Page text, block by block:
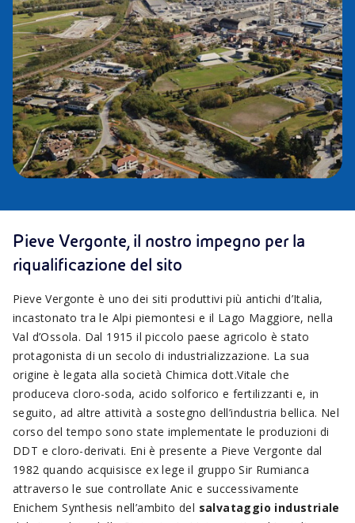
Pieve Vergonte, il nostro impegno per la
riqualificazione del sito
Pieve Vergonte è uno dei siti produttivi più antichi d’Italia,
incastonato tra le Alpi piemontesi e il Lago Maggiore, nella
Val d’Ossola. Dal 1915 il piccolo paese agricolo è stato
protagonista di un secolo di industrializzazione. La sua
origine è legata alla società Chimica dott.Vitale che
produceva cloro-soda, acido solforico e fertilizzanti e, in
seguito, ad altre attività a sostegno dell’industria bellica. Nel
corso del tempo sono state implementate le produzioni di
DDT e cloro-derivati. Eni è presente a Pieve Vergonte dal
1982 quando acquisisce ex lege il gruppo Sir Rumianca
attraverso le sue controllate Anic e successivamente
Enichem Synthesis nell’ambito del salvataggio industriale